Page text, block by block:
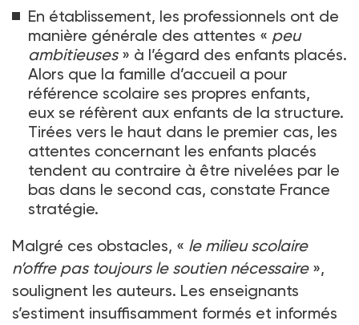
En établissement, les professionnels ont de
manière générale des attentes « peu
ambitieuses » à l’égard des enfants placés.
Alors que la famille d’accueil a pour
référence scolaire ses propres enfants,
eux se réfèrent aux enfants de la structure.
Tirées vers le haut dans le premier cas, les
attentes concernant les enfants placés
tendent au contraire à être nivelées par le
bas dans le second cas, constate France
stratégie.
Malgré ces obstacles, « le milieu scolaire
n’offre pas toujours le soutien nécessaire »,
soulignent les auteurs. Les enseignants
s’estiment insuffisamment formés et informés